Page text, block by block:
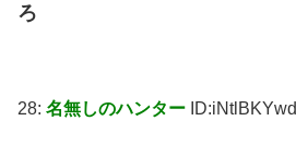
ろ
28: 名無しのハンター ID:iNtlBKYwd